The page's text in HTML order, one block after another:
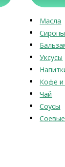
Масла
Сиропы
Уксусы
Кофе и
Чай
Соусы